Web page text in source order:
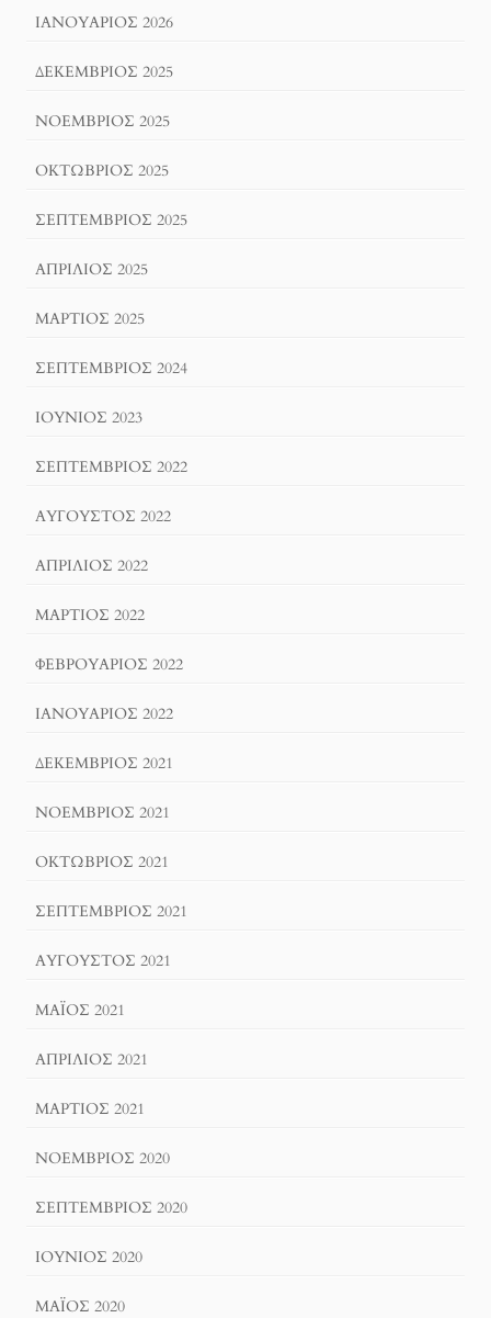
ΙΑΝΟΥΆΡΙΟΣ 2026
ΔΕΚΈΜΒΡΙΟΣ 2025
ΝΟΈΜΒΡΙΟΣ 2025
ΟΚΤΏΒΡΙΟΣ 2025
ΣΕΠΤΈΜΒΡΙΟΣ 2025
ΑΠΡΊΛΙΟΣ 2025
ΜΆΡΤΙΟΣ 2025
ΣΕΠΤΈΜΒΡΙΟΣ 2024
ΙΟΎΝΙΟΣ 2023
ΣΕΠΤΈΜΒΡΙΟΣ 2022
ΑΎΓΟΥΣΤΟΣ 2022
ΑΠΡΊΛΙΟΣ 2022
ΜΆΡΤΙΟΣ 2022
ΦΕΒΡΟΥΆΡΙΟΣ 2022
ΙΑΝΟΥΆΡΙΟΣ 2022
ΔΕΚΈΜΒΡΙΟΣ 2021
ΝΟΈΜΒΡΙΟΣ 2021
ΟΚΤΏΒΡΙΟΣ 2021
ΣΕΠΤΈΜΒΡΙΟΣ 2021
ΑΎΓΟΥΣΤΟΣ 2021
ΜΆΙΟΣ 2021
ΑΠΡΊΛΙΟΣ 2021
ΜΆΡΤΙΟΣ 2021
ΝΟΈΜΒΡΙΟΣ 2020
ΣΕΠΤΈΜΒΡΙΟΣ 2020
ΙΟΎΝΙΟΣ 2020
ΜΆΙΟΣ 2020